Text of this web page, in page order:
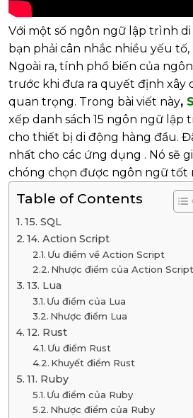
Với một số ngôn ngữ lập trình
bạn phải cân nhắc nhiều yếu
Ngoài ra, tính phổ biến của
trước khi đưa ra quyết định xây
quan trọng. Trong bài viết này,
xếp danh sách 15 ngôn ngữ
cho thiết bị di động hàng đầu.
nhất cho các ứng dụng . Nó sẽ
chóng chọn được ngôn ngữ tốt
Table of Contents
15. SQL
14. Action Script
Ưu điểm về Action Script
Nhược điểm của Action Script
13. Lua
Ưu điểm của Lua
Nhược điểm Lua
12. Rust
Ưu điểm Rust
Khuyết điểm Rust
11. Ruby
Ưu điểm của Ruby
Nhược điểm của Ruby